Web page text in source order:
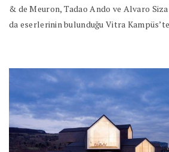
& de Meuron, Tadao Ando ve Alvaro
da eserlerinin bulunduğu Vitra